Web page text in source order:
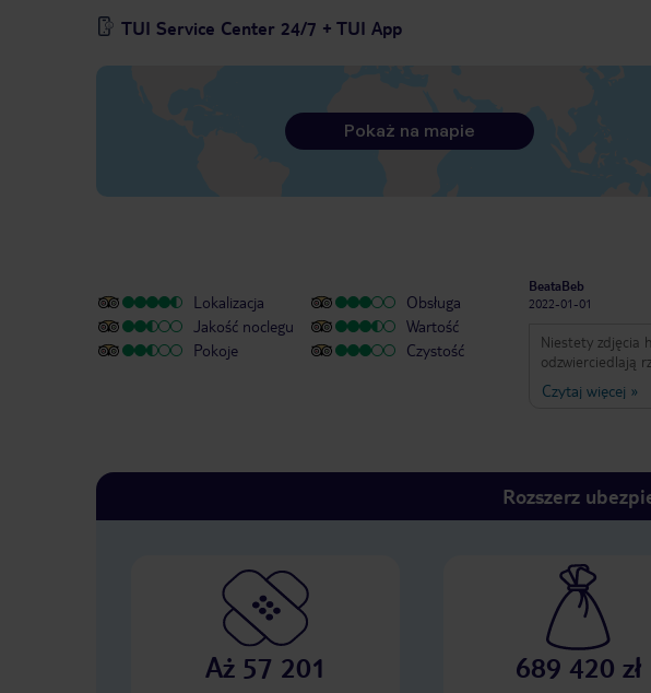
TUI Service Center 24/7 + TUI App
Pokaż na mapie
Lokalizacja
Jakość noclegu
Pokoje
Obsługa
Wartość
Czystość
BeataBeb
2022-01-01
Niestety zdjęcia
odzwierciedlają
Wynajęliśmy 2
godzinach
jeden
klimatyzatorem.
udaje, że nic się
zwrot kosztów,
została przez
Jestem klientem
w życiu mi się
zdarzyło.
Czytaj więcej »
Rozszerz
Aż 57 201 689 420 zł